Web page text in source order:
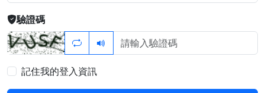
驗證碼
記住我的登入資訊